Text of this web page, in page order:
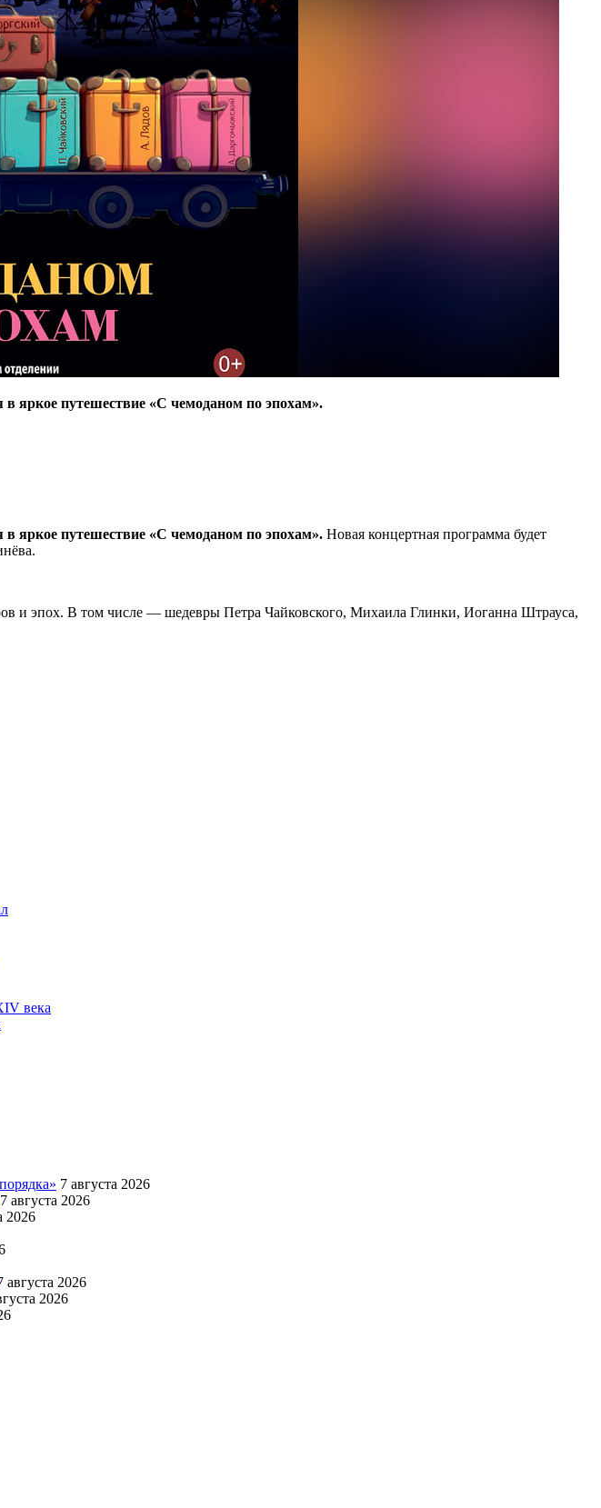
в яркое путешествие «С чемоданом по эпохам».
в яркое путешествие «С чемоданом по эпохам». Новая концертная программа будет
и эпох. В том числе — шедевры Петра Чайковского, Михаила Глинки, Иоганна Штрауса,
века
7 августа 2026
7 августа 2026
2026
августа 2026
2026